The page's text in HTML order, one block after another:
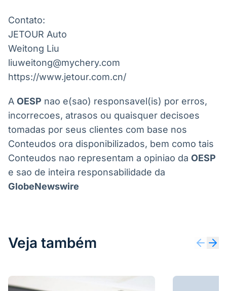
Contato:
JETOUR Auto
Weitong Liu
liuweitong@mychery.com
https://www.jetour.com.cn/
A OESP nao e(sao) responsavel(is) por erros,
incorrecoes, atrasos ou quaisquer decisoes
tomadas por seus clientes com base nos
Conteudos ora disponibilizados, bem como tais
Conteudos nao representam a opiniao da OESP
e sao de inteira responsabilidade da
GlobeNewswire
Veja também